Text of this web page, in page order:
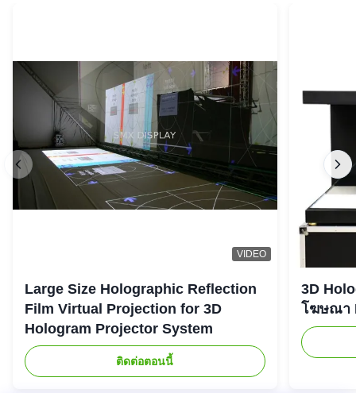
VIDEO
Large Size Holographic Reflection
Film Virtual Projection for 3D
Hologram Projector System
ติดต่อตอนนี้
3D
โฆษณา